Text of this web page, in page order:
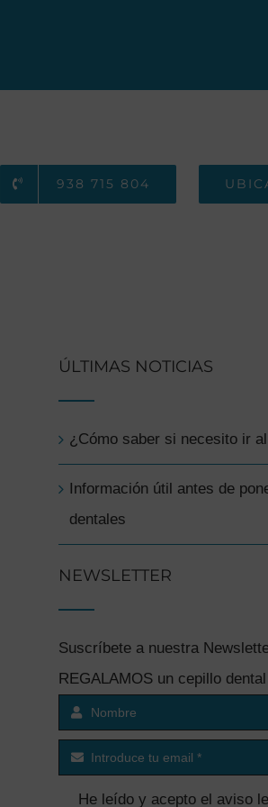
938 715 804
ÚLTIMAS NOTICIAS
¿Cómo saber si necesito ir
Información útil antes de
dentales
NEWSLETTER
Suscríbete a nuestra
REGALAMOS un cepillo
He leído y acepto el aviso